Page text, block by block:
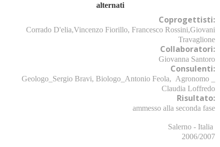
alternati
Coprogettisti:
Corrado D'elia,Vincenzo Fiorillo, Francesco Rossini,Giovani
Travaglione
Collaboratori:
Giovanna Santoro
Consulenti:
Geologo_Sergio Bravi, Biologo_Antonio Feola, Agronomo _
Claudia Loffredo
Risultato:
ammesso alla seconda fase
Salerno - Italia
2006/2007